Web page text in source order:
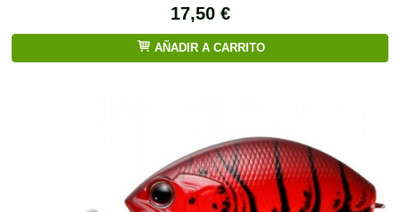
17,50 €
AÑADIR A CARRITO